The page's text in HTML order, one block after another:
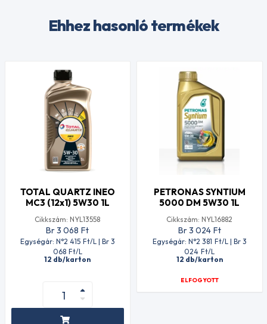
Ehhez hasonló termékek
TOTAL QUARTZ INEO
MC3 (12x1) 5W30 1L
Cikkszám: NYL13558
Br 3 068 Ft
Egységár: N°2 415 Ft/L | Br 3
068 Ft/L
12 db/karton
PETRONAS SYNTIUM
5000 DM 5W30 1L
Cikkszám: NYL16882
Br 3 024 Ft
Egységár: N°2 381 Ft/L | Br 3
024 Ft/L
12 db/karton
ELFOGYOTT